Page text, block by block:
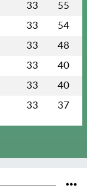
33 55
33 54
33 48
33 40
33 40
33 37